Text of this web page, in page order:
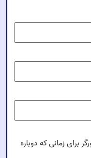
برای زمانی که دوباره